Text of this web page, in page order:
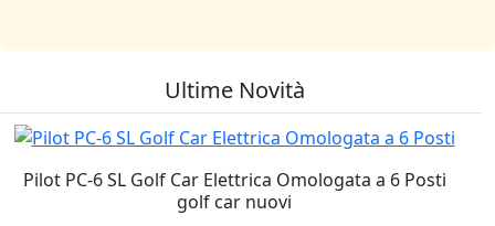
Ultime Novità
Pilot PC-6 SL Golf Car Elettrica Omologata a 6 Posti
golf car nuovi